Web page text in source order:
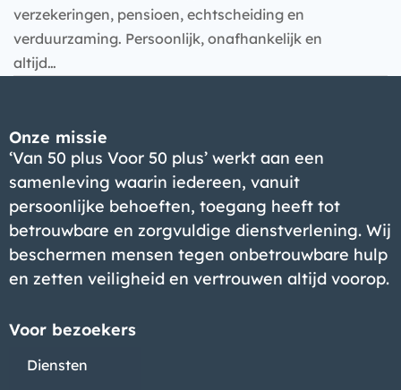
verzekeringen, pensioen, echtscheiding en
verduurzaming. Persoonlijk, onafhankelijk en
altijd…
Onze missie
‘Van 50 plus Voor 50 plus’ werkt aan een
samenleving waarin iedereen, vanuit
persoonlijke behoeften, toegang heeft tot
betrouwbare en zorgvuldige dienstverlening. Wij
beschermen mensen tegen onbetrouwbare hulp
en zetten veiligheid en vertrouwen altijd voorop.
Voor bezoekers
Diensten